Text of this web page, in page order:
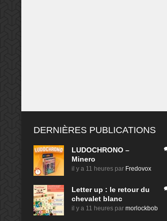
DERNIÈRES PUBLICATIONS
LUDOCHRONO –
Minero
il y a 11 heures par Fredovox
Letter up : le retour du
chevalet blanc
il y a 11 heures par morlockbob